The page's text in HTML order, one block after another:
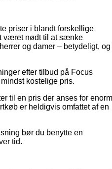
priser i blandt forskellige
været nødt til at sænke
og damer – betydeligt, og
efter tilbud på Focus
kostelige pris.
til en pris der anses for
er heldigvis omfattet af en
bør du benytte en
tid.